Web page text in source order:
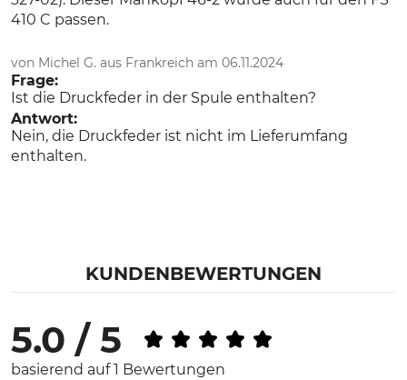
410 C passen.
von Michel G. aus Frankreich am 06.11.2024
Frage:
Ist die Druckfeder in der Spule enthalten?
Antwort:
Nein, die Druckfeder ist nicht im Lieferumfang
enthalten.
KUNDENBEWERTUNGEN
5.0 / 5
basierend auf 1 Bewertungen